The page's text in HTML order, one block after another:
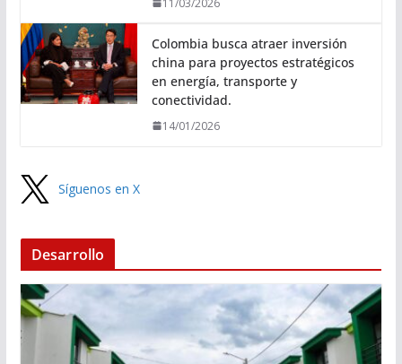
Colombia busca atraer inversión
china para proyectos estratégicos
en energía, transporte y
conectividad.
14/01/2026
Síguenos en X
Desarrollo